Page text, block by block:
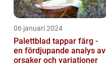
06 januari 2024
Palettblad tappar färg -
en fördjupande analys av
orsaker och variationer